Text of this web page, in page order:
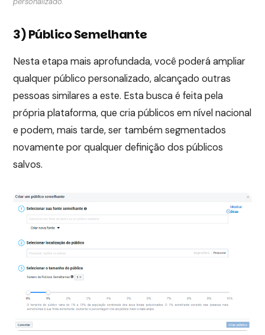
3) Público Semelhante
Nesta etapa mais aprofundada, você poderá ampliar
qualquer público personalizado, alcançado outras
pessoas similares a este. Esta busca é feita pela
própria plataforma, que cria públicos em nível nacional
e podem, mais tarde, ser também segmentados
novamente por qualquer definição dos públicos
salvos.